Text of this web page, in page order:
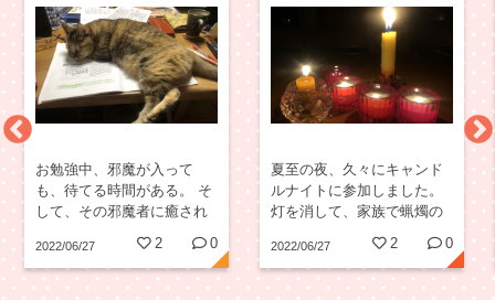
お勉強中、邪魔が入って
も、待てる時間がある。 そ
して、その邪魔者に癒され
てるこの時間はきっと、今
が本当に平和であるから。
世界を想うと、悲しい現
2022/06/27 2 0
夏至の夜、久々にキャンド
ルナイトに参加しました。
灯を消して、家族で蝋燭の
火を囲んで話すととても穏
やかな気持ちになりまし
た。 平和だからこその時間
2022/06/27 2 0